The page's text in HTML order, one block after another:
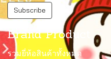
Subscribe
Brand Product
รวมยี่ห้อสินค้าทั้งหมด